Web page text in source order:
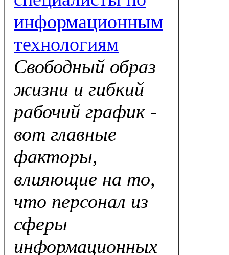
информационным
технологиям
Свободный образ
жизни и гибкий
рабочий график -
вот главные
факторы,
влияющие на то,
что персонал из
сферы
информационных